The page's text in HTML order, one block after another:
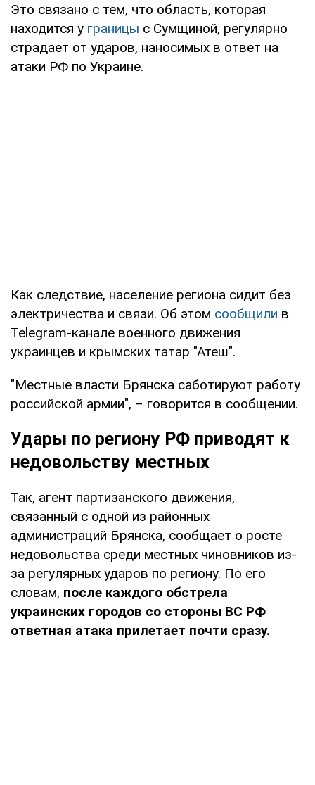
Это связано с тем, что область, которая
находится у границы с Сумщиной, регулярно
страдает от ударов, наносимых в ответ на
атаки РФ по Украине.
Как следствие, население региона сидит без
электричества и связи. Об этом сообщили в
Telegram-канале военного движения
украинцев и крымских татар "Атеш".
"Местные власти Брянска саботируют работу
российской армии", – говорится в сообщении.
Удары по региону РФ приводят к
недовольству местных
Так, агент партизанского движения,
связанный с одной из районных
администраций Брянска, сообщает о росте
недовольства среди местных чиновников из-
за регулярных ударов по региону. По его
словам, после каждого обстрела
украинских городов со стороны ВС РФ
ответная атака прилетает почти сразу.